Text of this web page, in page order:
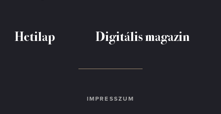
Hetilap Digitális magazin
IMPRESSZUM